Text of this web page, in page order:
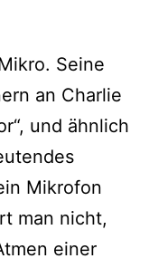
Seine
an Charlie
und ähnlich
Mikrofon
man nicht,
einer